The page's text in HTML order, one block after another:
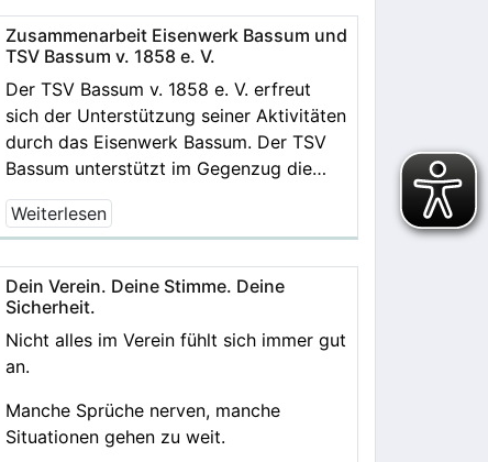
Zusammenarbeit Eisenwerk Bassum und
TSV Bassum v. 1858 e. V.
Der TSV Bassum v. 1858 e. V. erfreut
sich der Unterstützung seiner Aktivitäten
durch das Eisenwerk Bassum. Der TSV
Bassum unterstützt im Gegenzug die…
Weiterlesen
Dein Verein. Deine Stimme. Deine
Sicherheit.
Nicht alles im Verein fühlt sich immer gut
an.
Manche Sprüche nerven, manche
Situationen gehen zu weit.